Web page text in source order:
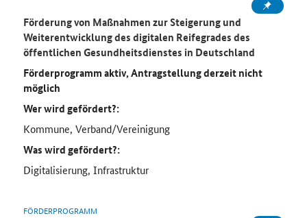
Förderung von Maßnahmen zur Steigerung und
Weiterentwicklung des digitalen Reifegrades des
öffentlichen Gesundheitsdienstes in Deutschland
Förderprogramm aktiv, Antragstellung derzeit nicht
möglich
Wer wird gefördert?:
Kommune, Verband/Vereinigung
Was wird gefördert?:
Digitalisierung, Infrastruktur
FÖRDERPROGRAMM